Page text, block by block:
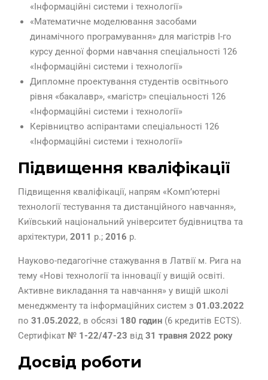
«Інформаційні системи і технології»
«Математичне моделювання засобами
динамічного програмування» для магістрів І-го
курсу денної форми навчання спеціальності 126
«Інформаційні системи і технології»
Дипломне проектування студентів освітнього
рівня «бакалавр», «магістр» спеціальності 126
«Інформаційні системи і технології»
Керівництво аспірантами спеціальності 126
«Інформаційні системи і технології»
Підвищення кваліфікації
Підвищення кваліфікації, напрям «Комп’ютерні
технології тестування та дистанційного навчання»,
Київський національний університет будівництва та
архітектури, 2011 р.; 2016 р.
Науково-педагогічне стажування в Латвії м. Рига на
тему «Нові технології та інновації у вищій освіті.
Активне викладання та навчання» у вищій школі
менеджменту та інформаційних систем з 01.03.2022
по 31.05.2022, в обсязі 180 годин (6 кредитів ECTS).
Сертифікат № 1-22/47-23 від 31 травня 2022 року
Досвід роботи